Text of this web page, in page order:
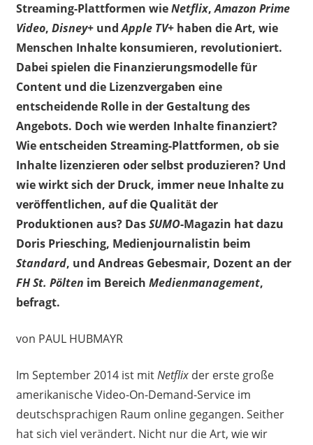
Streaming-Plattformen wieNetflix,Amazon Prime
Video, Disney+undApple TV+haben die Art, wie
Menschen Inhalte konsumieren, revolutioniert.
Dabei spielen die Finanzierungsmodelle für
Content und die Lizenzvergaben eine
entscheidende Rolle in der Gestaltung des
Angebots. Doch wie werden Inhalte finanziert?
Wie entscheiden Streaming-Plattformen, ob sie
Inhalte lizenzieren oder selbst produzieren? Und
wie wirkt sich der Druck, immer neue Inhalte zu
veröffentlichen, auf die Qualität der
Produktionen aus? DasSUMO-Magazin hat dazu
Doris Priesching, Medienjournalistin beim
Standard, und Andreas Gebesmair, Dozent an der
FH St. Pölten im Bereich Medienmanagement,
befragt.
von PAUL HUBMAYR
Im September 2014 ist mitNetflixder erste große
amerikanische Video-On-Demand-Service im
deutschsprachigen Raum online gegangen. Seither
hat sich viel verändert. Nicht nur die Art, wie wir